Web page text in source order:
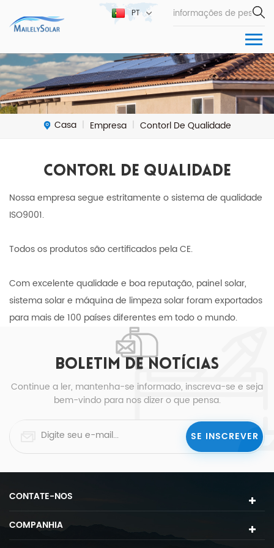
PT
Casa | Empresa | Contorl De Qualidade
Contorl De Qualidade
Nossa empresa segue estritamente o sistema de qualidade
ISO9001.
Todos os produtos são certificados pela CE.
Com excelente qualidade e boa reputação, painel solar,
sistema solar e máquina de limpeza solar foram exportados
para mais de 100 países diferentes em todo o mundo.
BOLETIM DE NOTÍCIAS
Continue a ler, mantenha-se informado, inscreva-se e seja
bem-vindo para nos dizer o que pensa.
CONTATE-NOS
COMPANHIA